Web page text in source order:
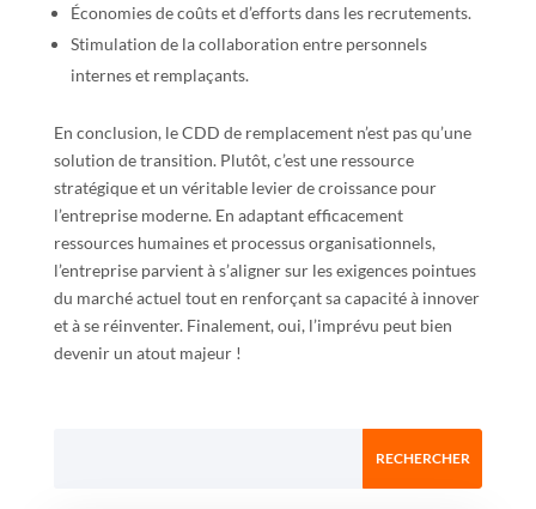
Économies de coûts et d’efforts dans les recrutements.
Stimulation de la collaboration entre personnels
internes et remplaçants.
En conclusion, le CDD de remplacement n’est pas qu’une
solution de transition. Plutôt, c’est une ressource
stratégique et un véritable levier de croissance pour
l’entreprise moderne. En adaptant efficacement
ressources humaines et processus organisationnels,
l’entreprise parvient à s’aligner sur les exigences pointues
du marché actuel tout en renforçant sa capacité à innover
et à se réinventer. Finalement, oui, l’imprévu peut bien
devenir un atout majeur !